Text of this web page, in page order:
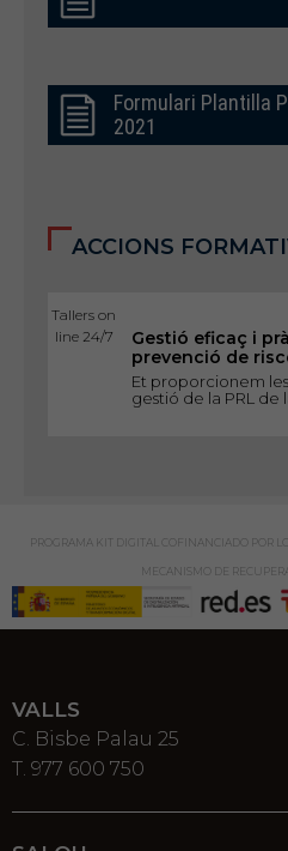
Formulari Plantilla
2021
ACCIONS
Tallers on
line 24/7
Gestió eficaç i
prevenció de
Et proporcionem
gestió de la PRL de
PROGRAMA KIT DIGITAL COFINANCIADO POR
MECANISMO DE
VALLS
C. Bisbe Palau 25
T. 977 600 750